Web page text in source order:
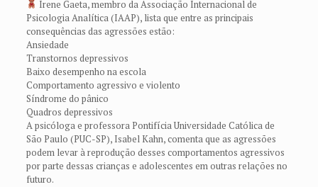
Irene Gaeta, membro da Associação Internacional de
Psicologia Analítica (IAAP), lista que entre as principais
consequências das agressões estão:
Ansiedade
Transtornos depressivos
Baixo desempenho na escola
Comportamento agressivo e violento
Síndrome do pânico
Quadros depressivos
A psicóloga e professora Pontifícia Universidade Católica de
São Paulo (PUC-SP), Isabel Kahn, comenta que as agressões
podem levar à reprodução desses comportamentos agressivos
por parte dessas crianças e adolescentes em outras relações no
futuro.